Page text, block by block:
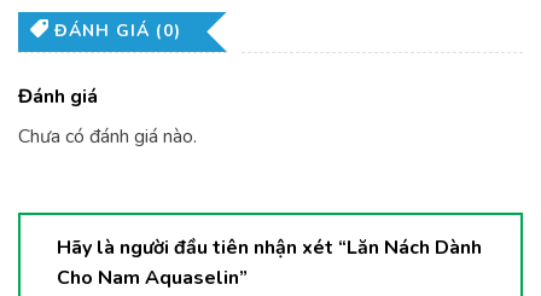
ĐÁNH GIÁ (0)
Đánh giá
Chưa có đánh giá nào.
Hãy là người đầu tiên nhận xét “Lăn Nách Dành
Cho Nam Aquaselin”